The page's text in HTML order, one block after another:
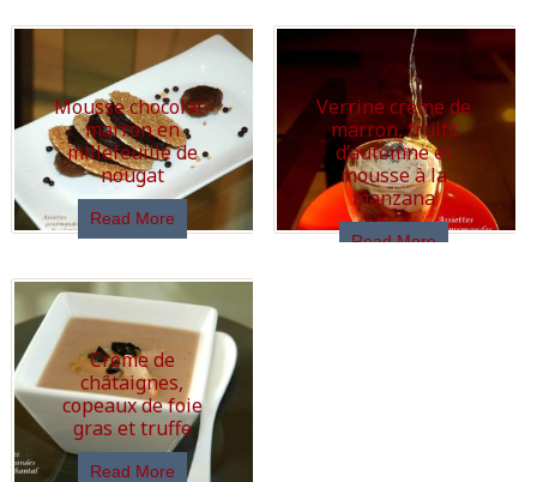
Mousse chocolat-
marron en
millefeuille de
nougat
Read More
Verrine crème de
marron, fruits
d’automne et
mousse à la
manzana
Read More
Crème de
châtaignes,
copeaux de foie
gras et truffe
Read More